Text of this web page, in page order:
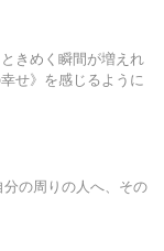
きめく瞬間が増えれ
せ》を感じるように
分の周りの人へ、その